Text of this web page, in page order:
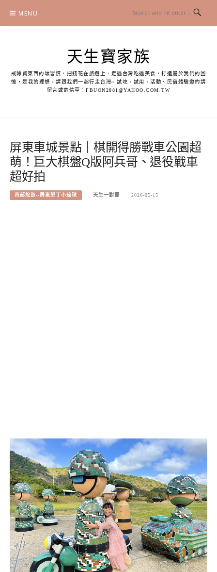
content
MENU
天生寶家族
戒除買東西的壞習慣，把錢花在旅遊上，走遍台灣吃遍美食，打造屬於我們的回
憶，是我的理想，請跟我們一起行走台灣~ 試吃、試用、活動、民宿體驗邀約請
留言或寄信至：FBUON2881@YAHOO.COM.TW
屏東車城景點｜棋開得勝戰車公園超
萌！巨大棋盤Q版阿兵哥、退役戰車
超好拍
南部旅遊--屏東墾丁小琉球 天生一對寶 2026-05-15